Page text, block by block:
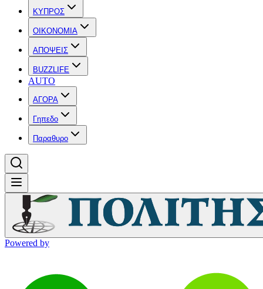
ΚΥΠΡΟΣ
OIKONOMIA
ΑΠΟΨΕΙΣ
BUZZLIFE
AUTO
ΑΓΟΡΑ
Γηπεδο
Παραθυρο
Powered by